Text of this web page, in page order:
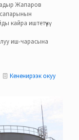
Жапаров
кайра иштетүүчү
иш-чарасына
Кененирээк окуу